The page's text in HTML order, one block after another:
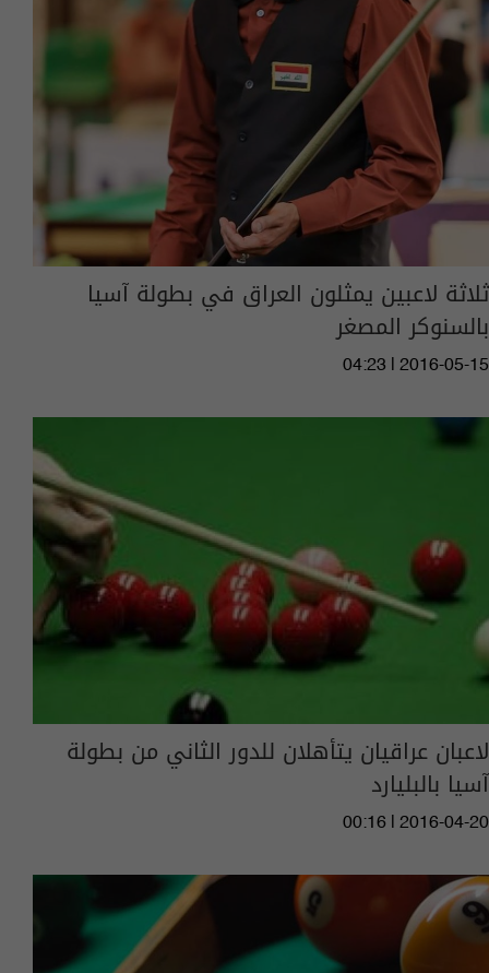
ثلاثة لاعبين يمثلون العراق في بطولة آسيا
بالسنوكر المصغر
04:23 | 2016-05-15
لاعبان عراقيان يتأهلان للدور الثاني من بطولة
آسيا بالبليارد
00:16 | 2016-04-20